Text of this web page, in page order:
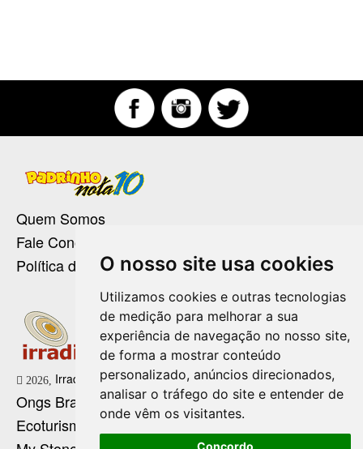
O nosso site usa cookies
Utilizamos cookies e outras tecnologias
de medição para melhorar a sua
experiência de navegação no nosso site,
de forma a mostrar conteúdo
personalizado, anúncios direcionados,
analisar o tráfego do site e entender de
onde vêm os visitantes.
Concordo
Quem Somos
Fale Conosco
Política de Privacidade
2026, Irradie Marketing Digital
Ongs Brasil
Ecoturismo no Brasil